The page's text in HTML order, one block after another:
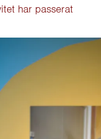
har passerat